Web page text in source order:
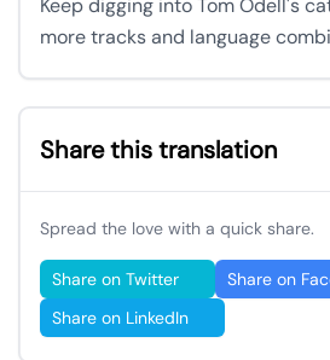
Keep digging into Tom Odell's
more tracks and language
Share this translation
Spread the love with a quick share.
Share on Twitter
Share on
Share on LinkedIn